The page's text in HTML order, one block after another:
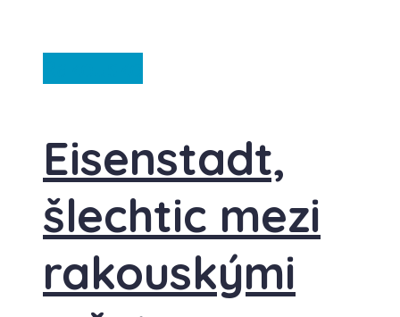
Eisenstadt,
šlechtic mezi
rakouskými